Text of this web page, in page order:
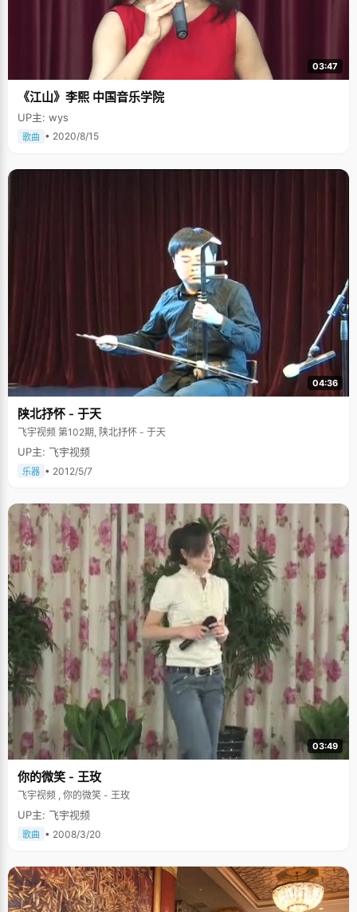
03:47
《江山》李熙 中国音乐学院
UP主: wys
歌曲 • 2020/8/15
04:36
陕北抒怀 - 于天
飞宇视频 第102期, 陕北抒怀 - 于天
UP主: 飞宇视频
乐器 • 2012/5/7
03:49
你的微笑 - 王玫
飞宇视频 , 你的微笑 - 王玫
UP主: 飞宇视频
歌曲 • 2008/3/20